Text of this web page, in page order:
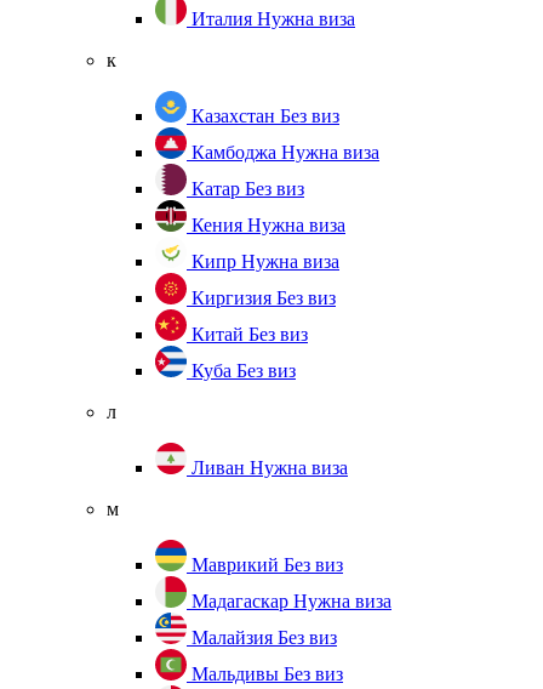
Италия Нужна виза
к
Казахстан Без виз
Камбоджа Нужна виза
Катар Без виз
Кения Нужна виза
Кипр Нужна виза
Киргизия Без виз
Китай Без виз
Куба Без виз
л
Ливан Нужна виза
м
Маврикий Без виз
Мадагаскар Нужна виза
Малайзия Без виз
Мальдивы Без виз